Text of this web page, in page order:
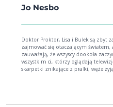
Jo Nesbo
Doktor Proktor, Lisa i Bulek są zbyt
zajmować się otaczającym
zauważają, że wszyscy dookoła
wszystkim ci, którzy oglądają
skarpetki znikające z pralki, węże